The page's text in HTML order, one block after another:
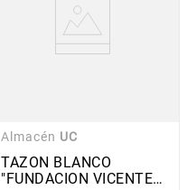
Almacén UC
TAZON BLANCO
"FUNDACION VICENTE